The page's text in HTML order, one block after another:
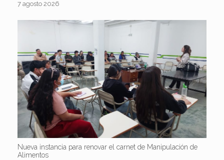
7 agosto 2026
Nueva instancia para renovar el carnet de Manipulación de
Alimentos